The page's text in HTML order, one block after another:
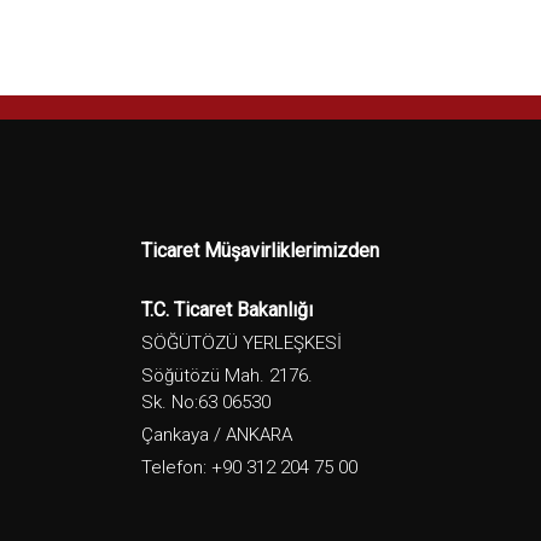
Ticaret Müşavirliklerimizden
T.C. Ticaret Bakanlığı
SÖĞÜTÖZÜ YERLEŞKESİ
Söğütözü Mah. 2176.
Sk. No:63 06530
Çankaya / ANKARA
Telefon: +90 312 204 75 00